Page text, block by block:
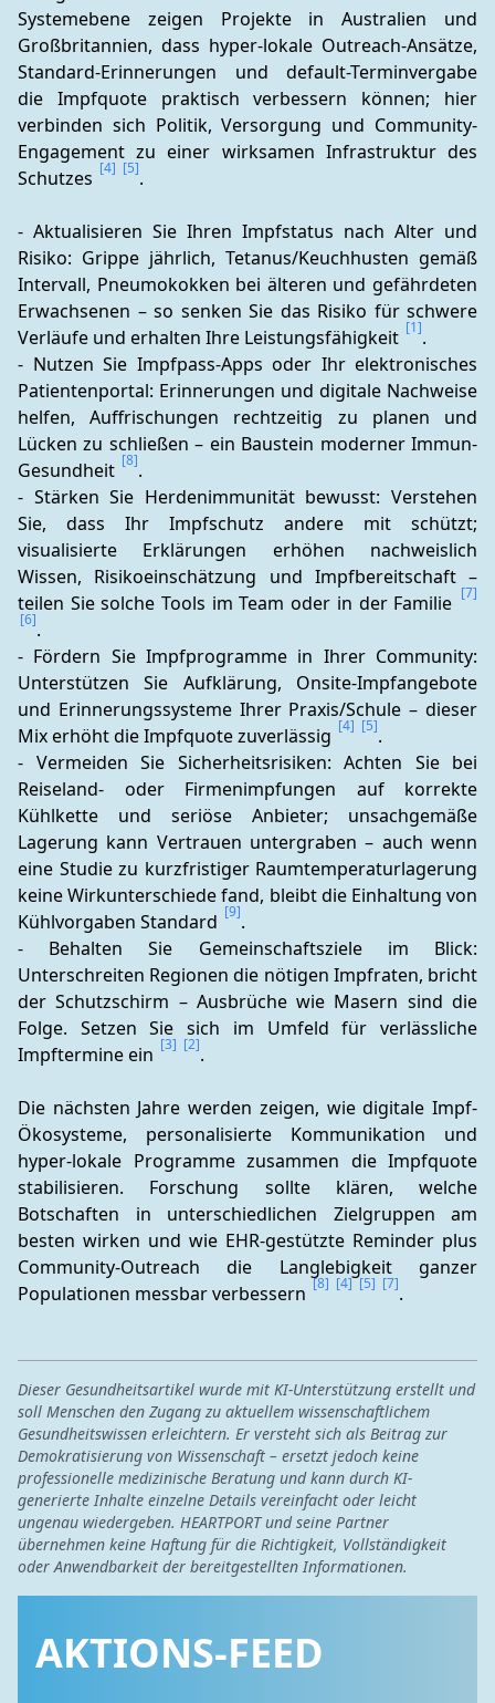
Systemebene zeigen Projekte in Australien und
Großbritannien, dass hyper-lokale Outreach-Ansätze,
Standard-Erinnerungen und default-Terminvergabe
die Impfquote praktisch verbessern können; hier
verbinden sich Politik, Versorgung und Community-
Engagement zu einer wirksamen Infrastruktur des
Schutzes [4] [5].
- Aktualisieren Sie Ihren Impfstatus nach Alter und
Risiko: Grippe jährlich, Tetanus/Keuchhusten gemäß
Intervall, Pneumokokken bei älteren und gefährdeten
Erwachsenen – so senken Sie das Risiko für schwere
Verläufe und erhalten Ihre Leistungsfähigkeit [1].
- Nutzen Sie Impfpass-Apps oder Ihr elektronisches
Patientenportal: Erinnerungen und digitale Nachweise
helfen, Auffrischungen rechtzeitig zu planen und
Lücken zu schließen – ein Baustein moderner Immun-
Gesundheit [8].
- Stärken Sie Herdenimmunität bewusst: Verstehen
Sie, dass Ihr Impfschutz andere mit schützt;
visualisierte Erklärungen erhöhen nachweislich
Wissen, Risikoeinschätzung und Impfbereitschaft –
teilen Sie solche Tools im Team oder in der Familie [7]
[6].
- Fördern Sie Impfprogramme in Ihrer Community:
Unterstützen Sie Aufklärung, Onsite-Impfangebote
und Erinnerungssysteme Ihrer Praxis/Schule – dieser
Mix erhöht die Impfquote zuverlässig [4] [5].
- Vermeiden Sie Sicherheitsrisiken: Achten Sie bei
Reiseland- oder Firmenimpfungen auf korrekte
Kühlkette und seriöse Anbieter; unsachgemäße
Lagerung kann Vertrauen untergraben – auch wenn
eine Studie zu kurzfristiger Raumtemperaturlagerung
keine Wirkunterschiede fand, bleibt die Einhaltung von
Kühlvorgaben Standard [9].
- Behalten Sie Gemeinschaftsziele im Blick:
Unterschreiten Regionen die nötigen Impfraten, bricht
der Schutzschirm – Ausbrüche wie Masern sind die
Folge. Setzen Sie sich im Umfeld für verlässliche
Impftermine ein [3] [2].
Die nächsten Jahre werden zeigen, wie digitale Impf-
Ökosysteme, personalisierte Kommunikation und
hyper-lokale Programme zusammen die Impfquote
stabilisieren. Forschung sollte klären, welche
Botschaften in unterschiedlichen Zielgruppen am
besten wirken und wie EHR-gestützte Reminder plus
Community-Outreach die Langlebigkeit ganzer
Populationen messbar verbessern [8] [4] [5] [7].
Dieser Gesundheitsartikel wurde mit KI-Unterstützung erstellt und
soll Menschen den Zugang zu aktuellem wissenschaftlichem
Gesundheitswissen erleichtern. Er versteht sich als Beitrag zur
Demokratisierung von Wissenschaft – ersetzt jedoch keine
professionelle medizinische Beratung und kann durch KI-
generierte Inhalte einzelne Details vereinfacht oder leicht
ungenau wiedergeben. HEARTPORT und seine Partner
übernehmen keine Haftung für die Richtigkeit, Vollständigkeit
oder Anwendbarkeit der bereitgestellten Informationen.
AKTIONS-FEED